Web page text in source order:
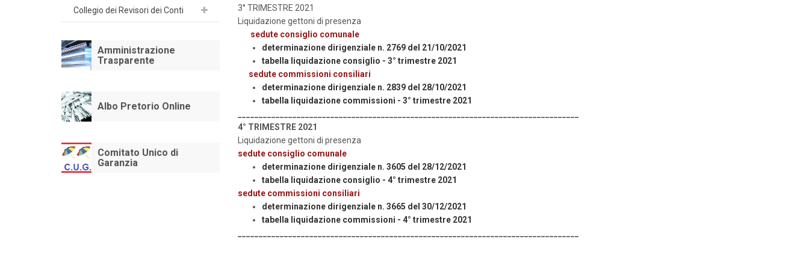
Collegio dei Revisori dei Conti
Amministrazione
Trasparente
Albo Pretorio Online
Comitato Unico di
Garanzia
3° TRIMESTRE 2021
Liquidazione gettoni di presenza
sedute consiglio comunale
determinazione dirigenziale n. 2769 del 21/10/2021
tabella liquidazione consiglio - 3° trimestre 2021
sedute commissioni consiliari
determinazione dirigenziale n. 2839 del 28/10/2021
tabella liquidazione commissioni - 3° trimestre 2021
4° TRIMESTRE 2021
Liquidazione gettoni di presenza
sedute consiglio comunale
determinazione dirigenziale n. 3605 del 28/12/2021
tabella liquidazione consiglio - 4° trimestre 2021
sedute commissioni consiliari
determinazione dirigenziale n. 3665 del 30/12/2021
tabella liquidazione commissioni - 4° trimestre 2021